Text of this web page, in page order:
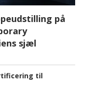
på
sjæl
til